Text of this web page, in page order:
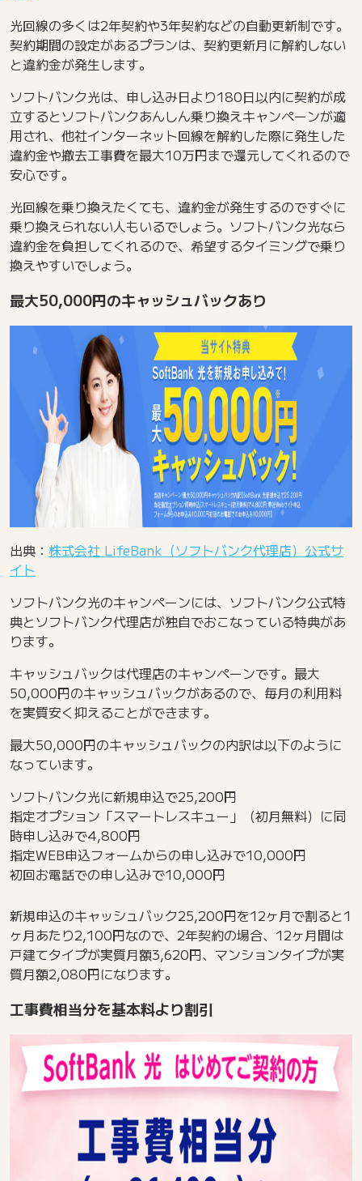
光回線の多くは2年契約や3年契約などの自動更新制です。
契約期間の設定があるプランは、契約更新月に解約しない
と違約金が発生します。
ソフトバンク光は、申し込み日より180日以内に契約が成
立するとソフトバンクあんしん乗り換えキャンペーンが適
用され、他社インターネット回線を解約した際に発生した
違約金や撤去工事費を最大10万円まで還元してくれるので
安心です。
光回線を乗り換えたくても、違約金が発生するのですぐに
乗り換えられない人もいるでしょう。ソフトバンク光なら
違約金を負担してくれるので、希望するタイミングで乗り
換えやすいでしょう。
最大50,000円のキャッシュバックあり
出典： 株式会社 LifeBank（ソフトバンク代理店）公式サ
イト
ソフトバンク光のキャンペーンには、ソフトバンク公式特
典とソフトバンク代理店が独自でおこなっている特典があ
ります。
キャッシュバックは代理店のキャンペーンです。最大
50,000円のキャッシュバックがあるので、毎月の利用料
を実質安く抑えることができます。
最大50,000円のキャッシュバックの内訳は以下のように
なっています。
ソフトバンク光に新規申込で25,200円
指定オプション「スマートレスキュー」（初月無料）に同
時申し込みで4,800円
指定WEB申込フォームからの申し込みで10,000円
初回お電話での申し込みで10,000円
新規申込のキャッシュバック25,200円を12ヶ月で割ると1
ヶ月あたり2,100円なので、2年契約の場合、12ヶ月間は
戸建てタイプが実質月額3,620円、マンションタイプが実
質月額2,080円になります。
工事費相当分を基本料より割引